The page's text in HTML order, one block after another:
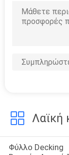
Λαϊκή
Φύλλο Decking